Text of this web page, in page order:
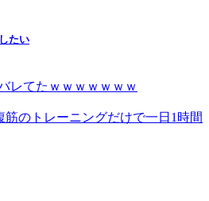
たい
レてたｗｗｗｗｗｗｗ
筋のトレーニングだけで一日1時間